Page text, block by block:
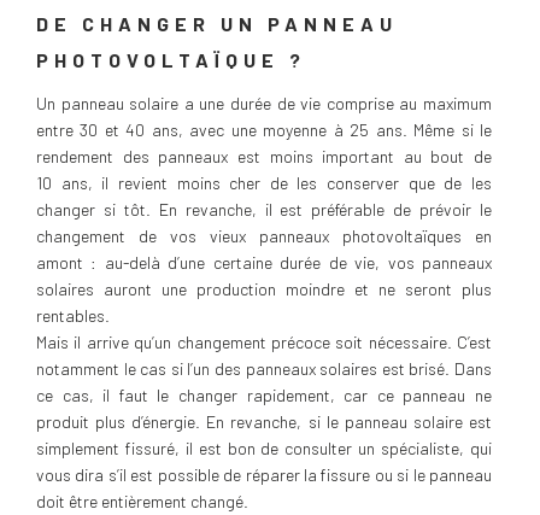
DE CHANGER UN PANNEAU
PHOTOVOLTAÏQUE ?
Un panneau solaire a une durée de vie comprise au maximum
entre 30 et 40 ans, avec une moyenne à 25 ans. Même si le
rendement des panneaux est moins important au bout de
10 ans, il revient moins cher de les conserver que de les
changer si tôt. En revanche, il est préférable de prévoir le
changement de vos vieux panneaux photovoltaïques en
amont : au-delà d’une certaine durée de vie, vos panneaux
solaires auront une production moindre et ne seront plus
rentables.
Mais il arrive qu’un changement précoce soit nécessaire. C’est
notamment le cas si l’un des panneaux solaires est brisé. Dans
ce cas, il faut le changer rapidement, car ce panneau ne
produit plus d’énergie. En revanche, si le panneau solaire est
simplement fissuré, il est bon de consulter un spécialiste, qui
vous dira s’il est possible de réparer la fissure ou si le panneau
doit être entièrement changé.